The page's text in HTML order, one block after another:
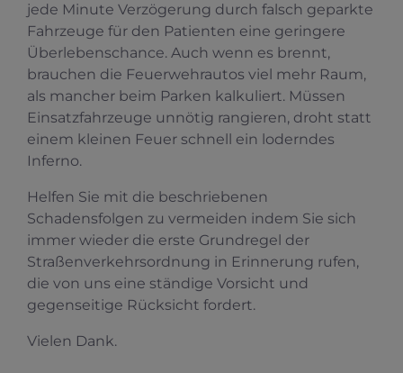
jede Minute Verzögerung durch falsch geparkte
Fahrzeuge für den Patienten eine geringere
Überlebenschance. Auch wenn es brennt,
brauchen die Feuerwehrautos viel mehr Raum,
als mancher beim Parken kalkuliert. Müssen
Einsatzfahrzeuge unnötig rangieren, droht statt
einem kleinen Feuer schnell ein loderndes
Inferno.
Helfen Sie mit die beschriebenen
Schadensfolgen zu vermeiden indem Sie sich
immer wieder die erste Grundregel der
Straßenverkehrsordnung in Erinnerung rufen,
die von uns eine ständige Vorsicht und
gegenseitige Rücksicht fordert.
Vielen Dank.